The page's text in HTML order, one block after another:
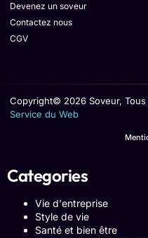
Devenez un soveur
Contactez nous
CGV
Copyright© 2026 Soveur,
Service du Web
Categories
Vie d'entreprise
Style de vie
Santé et bien être